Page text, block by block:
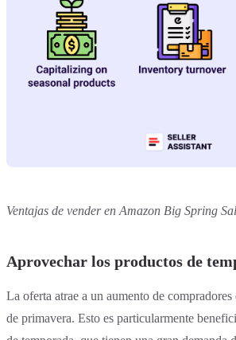
Ventajas de vender en Amazon Big Spring
Aprovechar los productos de
La oferta atrae a un aumento de
de primavera. Esto es particularmente